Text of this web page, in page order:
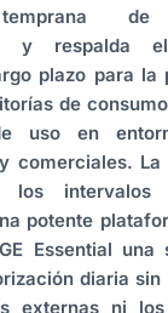
de
y respalda
plazo para la
de
uso en
comerciales.
los intervalos
potente
Essential una
diaria
externas ni